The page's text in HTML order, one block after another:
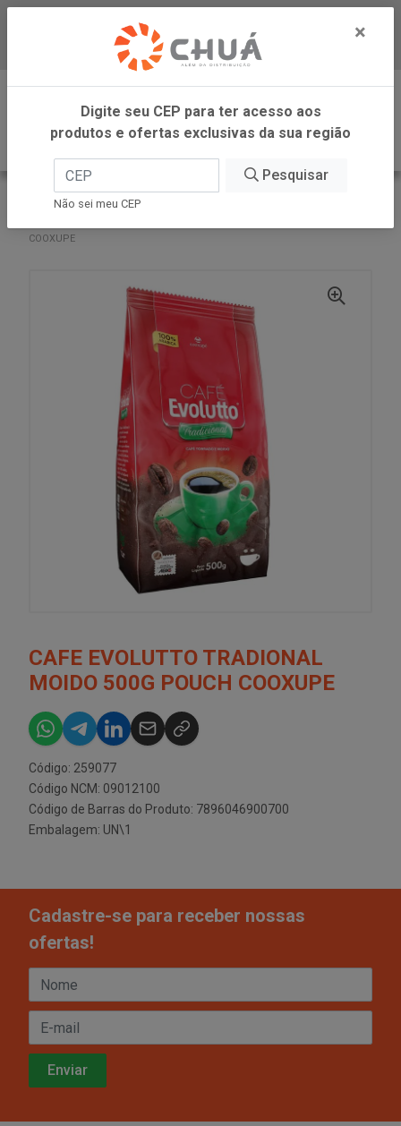
Baixe já nosso APP
0
INÍCIO
COOXUPE CAFES
COOXUPE
CAFE EVOLUTTO TRADIONAL
MOIDO 500G POUCH COOXUPE
Código: 259077
Código NCM: 09012100
Código de Barras do Produto: 7896046900700
Embalagem: UN\1
Cadastre-se para receber nossas
ofertas!
×
Digite seu CEP para ter acesso aos
produtos e ofertas exclusivas da sua região
Pesquisar
Não sei meu CEP